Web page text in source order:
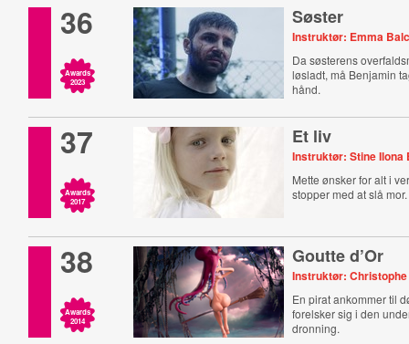
36
Awards
2023
Søster
Instruktør: Emma
Da søsterens
løsladt, må Benjamin
hånd.
37
Awards
2017
Et liv
Instruktør: Stine Ilona
Mette ønsker for alt i
stopper med at slå mor.
38
Awards
2014
Goutte d’Or
Instruktør:
En pirat ankommer til
forelsker sig i den
dronning.